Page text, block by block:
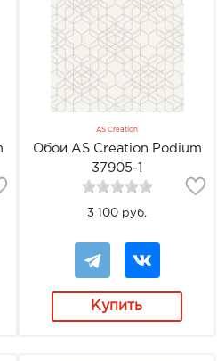
AS Creation
Обои AS Creation Podium
37905-1
3 100 руб.
Купить